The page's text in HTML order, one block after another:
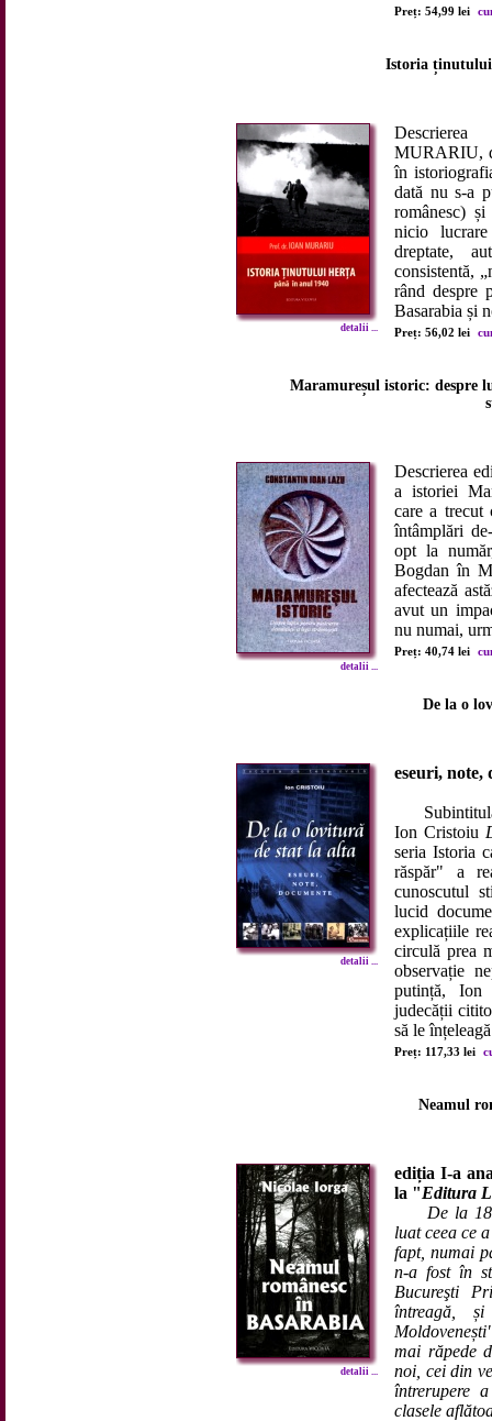
Preț: 54,99 lei
Istoria ținutului
detalii ...
MURARIU,
în
dată nu s-a
românesc)
nicio
dreptate,
consistentă,
rând despre
Basarabia și
Preț: 56,02 lei
Maramureșul istoric: despre
detalii ...
Descrierea
a istoriei
care a trecut
întâmplări
opt la
Bogdan în
afectează
avut un
nu numai,
Preț: 40,74 lei
De la o
detalii ...
eseuri, note,
Ion Cristoiu
seria Istoria
răspăr" a
cunoscutul
lucid
explicațiile
circulă prea
observație
putință, Ion
judecății
să le
Preț: 117,33 lei
Neamul
detalii ...
ediția I-a
la "Editura
De la
luat ceea ce
fapt, numai
n-a fost în
Bucureşti
întreagă,
mai răpede
noi, cei din
întrerupere
clasele